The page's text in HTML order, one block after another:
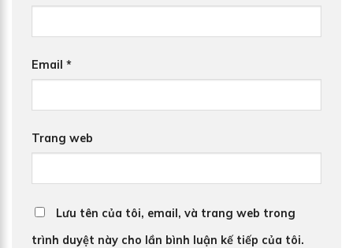
Email *
Trang web
Lưu tên của tôi, email, và trang web trong
trình duyệt này cho lần bình luận kế tiếp của tôi.